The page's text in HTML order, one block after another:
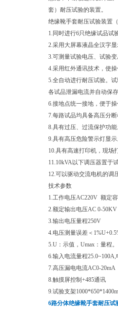
套）耐压试验的装置。
绝缘靴手套耐压试验装置
1.同时进行6只绝缘试品试
2.采用大屏幕液晶全汉字
3.可测量试验电压、试验
4.采用红外通讯技术，使
5.全自动进行耐压试验。
各试品泄漏电流并自动保
6.接地点统一接地，便于
7.每路试品均具备高压分
8.具有过压、过流保护功
9.具有高压危险警示灯显
10.具有高速打印机，现场
11.10kVA以下调压器置于
12.可以驱动交流电机的调
技术参数
1.工作电压AC220V 额定
2.额定输出电压AC 0-
3.输出电压量程250V
4.电压测量误差 ＜
5.U：示值，Umax：量程。
6.输入电流量程
7.高压漏电电流AC0-
8.触摸屏控制+485通讯
9.试验支架
6路分体绝缘靴手套耐压试